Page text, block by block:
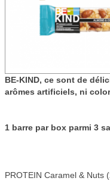
BE-KIND, ce sont de
arômes artificiels, ni
1 barre par box parmi 3
PROTEIN Caramel & Nuts